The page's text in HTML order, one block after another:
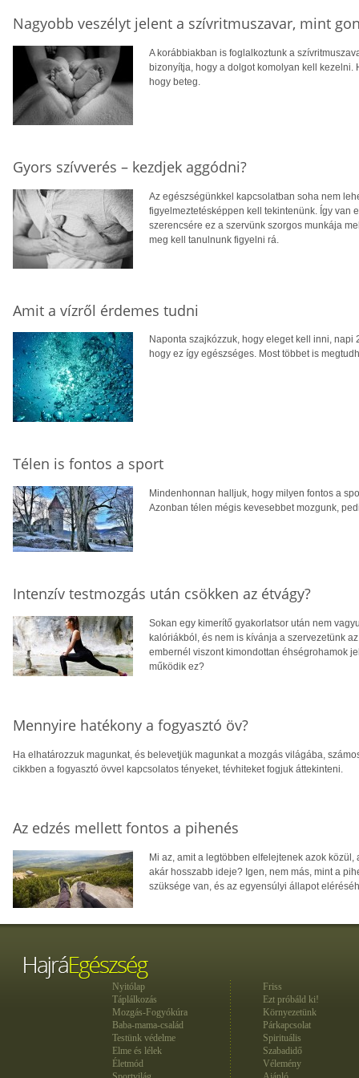
Nagyobb veszélyt jelent a szívritmuszavar, mint
A korábbiakban is foglalkoztunk a
bizonyítja, hogy a dolgot komolyan kell kezelni.
hogy beteg.
Gyors szívverés – kezdjek aggódni?
Az egészségünkkel kapcsolatban soha nem
figyelmeztetésképpen kell tekintenünk. Így van
szerencsére ez a szervünk szorgos munkája
meg kell tanulnunk figyelni rá.
Amit a vízről érdemes tudni
Naponta szajkózzuk, hogy eleget kell inni,
hogy ez így egészséges. Most többet is
Télen is fontos a sport
Mindenhonnan halljuk, hogy milyen fontos a
Azonban télen mégis kevesebbet mozgunk,
Intenzív testmozgás után csökken az étvágy?
Sokan egy kimerítő gyakorlatsor után nem
kalóriákból, és nem is kívánja a szervezetünk
embernél viszont kimondottan éhségrohamok
működik ez?
Mennyire hatékony a fogyasztó öv?
Ha elhatározzuk magunkat, és belevetjük magunkat a mozgás világába,
cikkben a fogyasztó övvel kapcsolatos tényeket, tévhiteket fogjuk áttekinteni.
Az edzés mellett fontos a pihenés
Mi az, amit a legtöbben elfelejtenek azok
akár hosszabb ideje? Igen, nem más, mint a
szüksége van, és az egyensúlyi állapot
Nyitólap
Táplálkozás
Mozgás-Fogyókúra
Baba-mama-család
Testünk védelme
Elme és lélek
Életmód
Friss
Ezt próbáld ki!
Környezetünk
Párkapcsolat
Spirituális
Szabadidő
Vélemény